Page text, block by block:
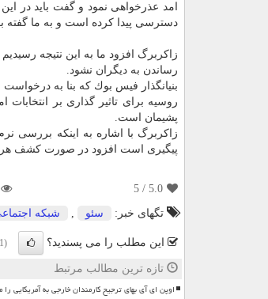
امد عذرخواهی نمود و گفت باید در
دسترسی پیدا كرده است و به ما گفته
زاكربرگ افزود ما به این نتیجه
رساندن به دیگران نشود.
بنیانگذار فیس بوك كه بنا به
روسیه برای تاثیر گذاری بر
پشیمان است.
زاكربرگ با اشاره به اینكه بررسی
پیگیری است افزود در صورت كشف
5.0
/ 5
تگهای خبر:
سئو شبكه
این مطلب را می پسندید؟ (1)
تازه ترین مطالب مرتبط
اوپن ای آی بهای ترجیح کارمندان خارجی به آمریکایی